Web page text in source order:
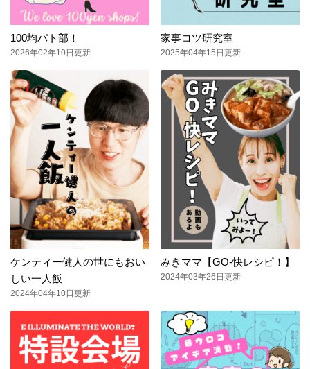
100均パト部！
2026年02年10日更新
家事コツ研究室
2025年04年15日更新
ケンティー健人の世にもおい
しい一人飯
2024年04年10日更新
みきママ【GO-快レシピ！】
2024年03年26日更新